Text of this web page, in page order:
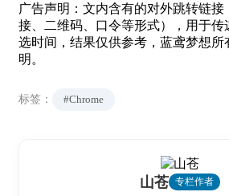
广告声明：文内含有的对外跳转链
接、二维码、口令等形式），用于传
选时间，结果仅供参考，蓝鸢梦想所
明。
标签： #Chrome
山苍 专栏作者